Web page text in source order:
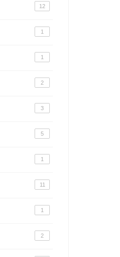
12
1
1
2
3
5
1
11
1
2